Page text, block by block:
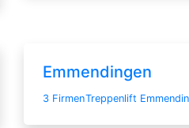
Emmendingen
3 FirmenTreppenlift